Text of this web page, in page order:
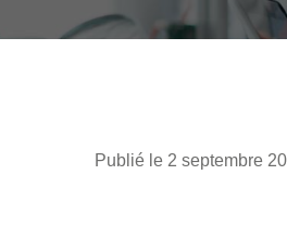
Publié le 2 septembre